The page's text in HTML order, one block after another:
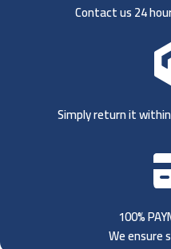
Contact us 24
Simply return it
100%
We ensure